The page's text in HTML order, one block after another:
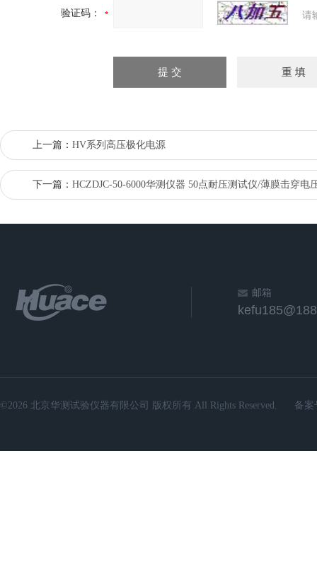
验证码： 请
上一篇： HV系列高压极化电源
下一篇： HCZDJC-50-6000华测仪器 50点耐压测试仪/薄膜击穿电
邮箱
©2026 北京华测试验仪器有限公司 版权所有 All Rights Reserved. 备案